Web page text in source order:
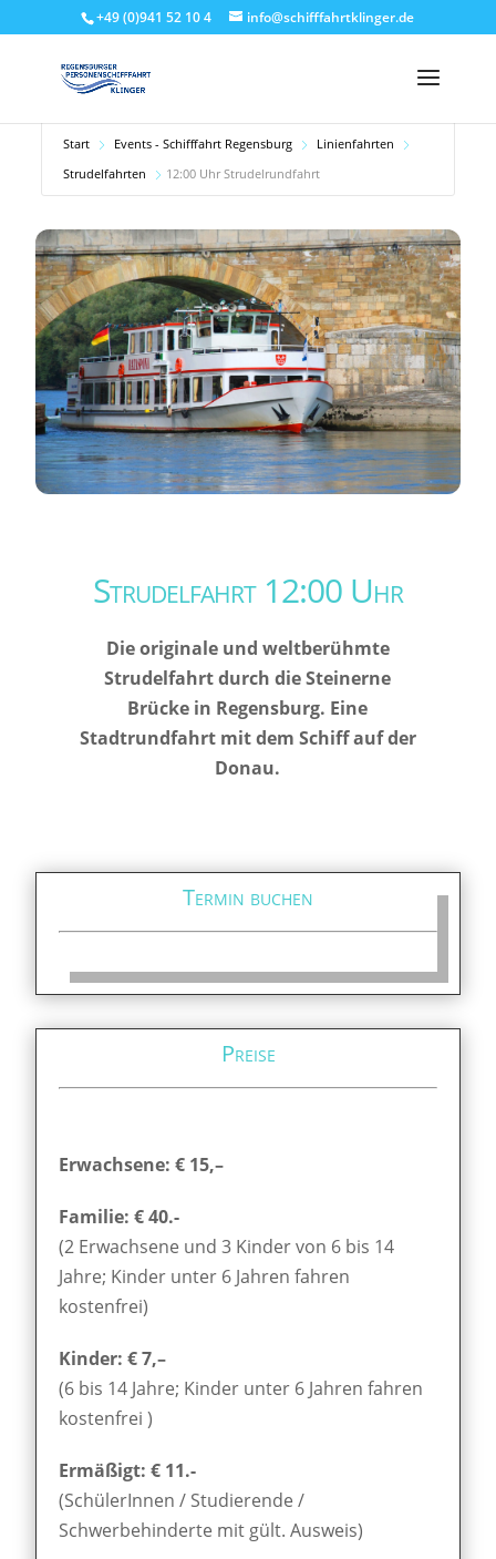
+49 (0)941 52 10 4 info@schifffahrtklinger.de
Start Events - Schifffahrt Regensburg
Linienfahrten
Strudelfahrten
12:00 Uhr Strudelrundfahrt
Strudelfahrt 12:00 Uhr
Die originale und weltberühmte
Strudelfahrt durch die Steinerne
Brücke in Regensburg. Eine
Stadtrundfahrt mit dem Schiff auf der
Donau.
Termin buchen
Preise
Erwachsene: € 15,–
Familie: € 40.-
(2 Erwachsene und 3 Kinder von 6 bis 14
Jahre; Kinder unter 6 Jahren fahren
kostenfrei)
Kinder: € 7,–
(6 bis 14 Jahre; Kinder unter 6 Jahren fahren
kostenfrei )
Ermäßigt: € 11.-
(SchülerInnen / Studierende /
Schwerbehinderte mit gült. Ausweis)